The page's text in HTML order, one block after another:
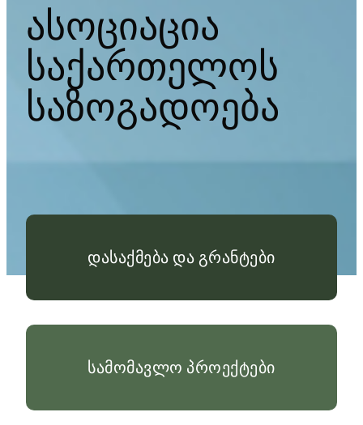
ასოციაცია
საქართელოს
საზოგადოება
დასაქმება და გრანტები
სამომავლო პროექტები